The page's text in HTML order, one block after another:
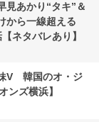
あかり“タキ”＆
から一線超える
ネタバレあり】
V 韓国のオ・ジ
ンズ横浜】